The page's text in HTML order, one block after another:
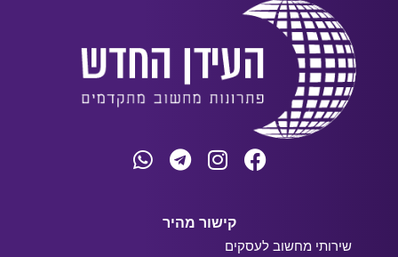
קישור מהיר
שירותי מחשוב לעסקים